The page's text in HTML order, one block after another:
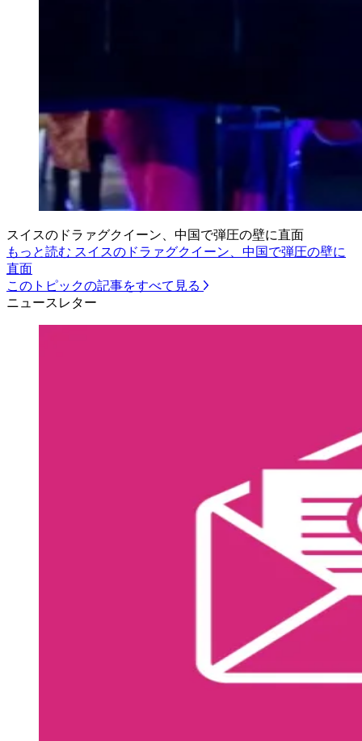
スイスのドラァグクイーン、中国で弾圧の壁に直面
もっと読む スイスのドラァグクイーン、中国で弾圧の壁に
直面
このトピックの記事をすべて見る
ニュースレター